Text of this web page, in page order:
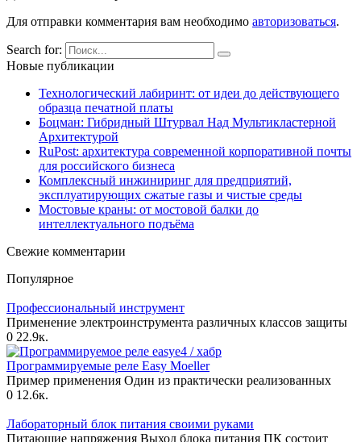
Для отправки комментария вам необходимо авторизоваться.
Search for:
Новые публикации
Технологический лабиринт: от идеи до действующего
образца печатной платы
Боцман: Гибридный Штурвал Над Мультикластерной
Архитектурой
RuPost: архитектура современной корпоративной почты
для российского бизнеса
Комплексный инжиниринг для предприятий,
эксплуатирующих сжатые газы и чистые среды
Мостовые краны: от мостовой балки до
интеллектуального подъёма
Свежие комментарии
Популярное
Профессиональный инструмент
Применение электроинструмента различных классов защиты
0 22.9к.
Программируемые реле Еasy Moeller
Пример применения Один из практически реализованных
0 12.6к.
Лабораторный блок питания своими руками
Питающие напряжения Выход блока питания ПК состоит